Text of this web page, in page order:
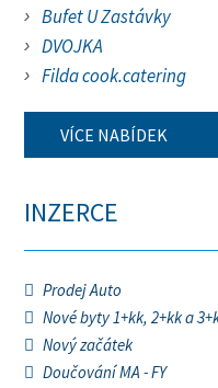
Bufet U Zastávky
DVOJKA
Filda cook.catering
VÍCE NABÍDEK
INZERCE
Prodej Auto
Nové byty 1+kk, 2+kk a
Nový začátek
Doučování MA - FY